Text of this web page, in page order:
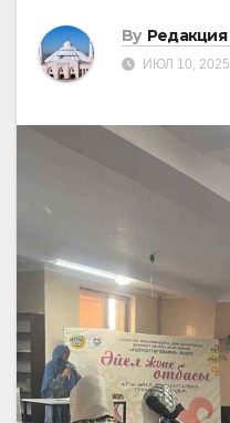
By Редакция
ИЮЛ 10, 2025